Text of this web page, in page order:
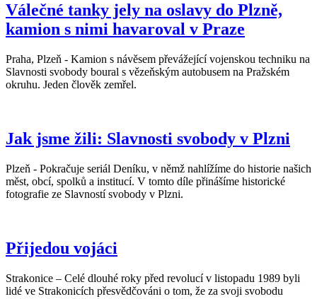
Válečné tanky jely na oslavy do Plzně,
kamion s nimi havaroval v Praze
Praha, Plzeň - Kamion s návěsem převážející vojenskou techniku na
Slavnosti svobody boural s vězeňským autobusem na Pražském
okruhu. Jeden člověk zemřel.
Jak jsme žili: Slavnosti svobody v Plzni
Plzeň - Pokračuje seriál Deníku, v němž nahlížíme do historie našich
měst, obcí, spolků a institucí. V tomto díle přinášíme historické
fotografie ze Slavností svobody v Plzni.
Přijedou vojáci
Strakonice – Celé dlouhé roky před revolucí v listopadu 1989 byli
lidé ve Strakonicích přesvědčováni o tom, že za svoji svobodu